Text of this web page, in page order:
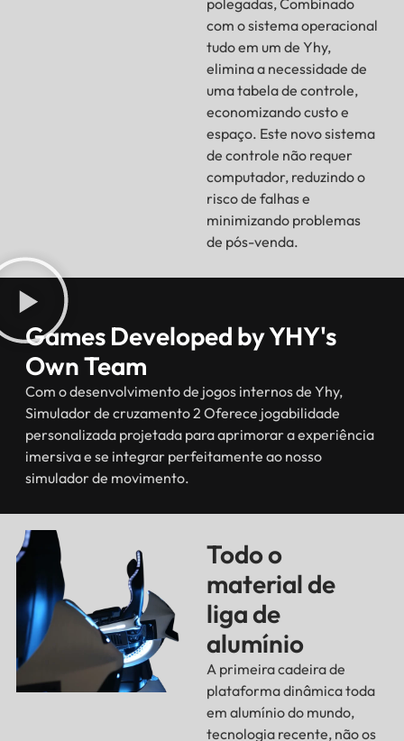
com o sistema operacional
tudo em um de Yhy,
elimina a necessidade de
uma tabela de controle,
economizando custo e
espaço. Este novo sistema
de controle não requer
computador, reduzindo o
risco de falhas e
minimizando problemas
de pós-venda.
Games Developed by YHY's
Own Team
Com o desenvolvimento de jogos internos de Yhy,
Simulador de cruzamento 2 Oferece jogabilidade
personalizada projetada para aprimorar a experiência
imersiva e se integrar perfeitamente ao nosso
simulador de movimento.
Todo o
material de
liga de
alumínio
A primeira cadeira de
plataforma dinâmica toda
em alumínio do mundo,
tecnologia recente, não os